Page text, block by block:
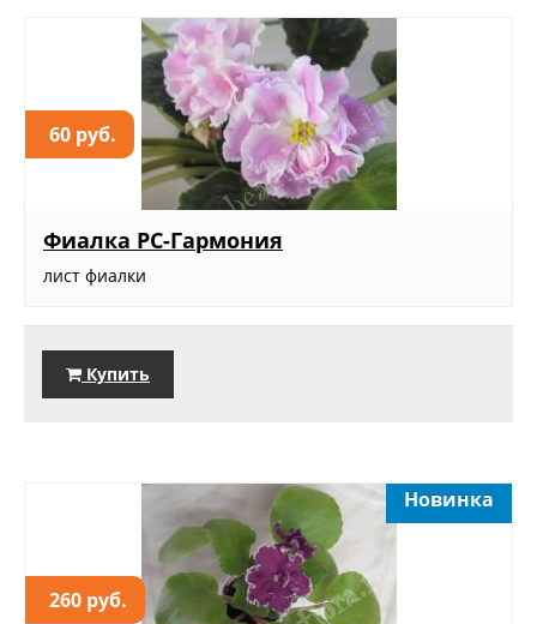
60 руб.
Фиалка РС-Гармония
лист фиалки
Купить
260 руб.
Новинка